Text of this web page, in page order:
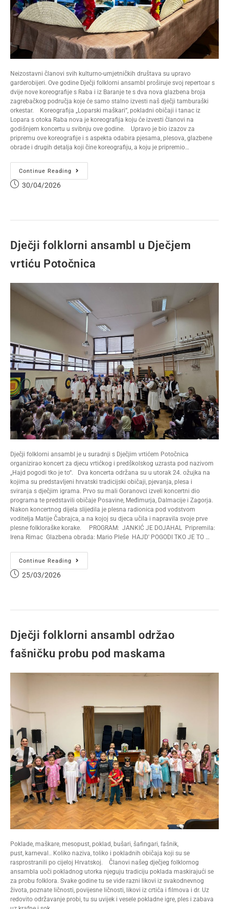
Neizostavni članovi svih kulturno-umjetničkih društava su upravo
garderobijeri. Ove godine Dječji folklorni ansambl proširuje svoj repertoar s
dvije nove koreografije s Raba i iz Baranje te s dva nova glazbena broja
zagrebačkog područja koje će samo stalno izvesti naš dječji tamburaški
orkestar. Koreografija „Loparski maškari“, pokladni običaji i tanac iz
Lopara s otoka Raba nova je koreografija koju će izvesti članovi na
godišnjem koncertu u svibnju ove godine. Upravo je bio izazov za
pripremu ove koreografije i s aspekta odabira pjesama, plesova, glazbene
obrade i drugih detalja koji čine koreografiju, a koju je pripremio…
Continue Reading
30/04/2026
Dječji folklorni ansambl u Dječjem
vrtiću Potočnica
Dječji folklorni ansambl je u suradnji s Dječjim vrtićem Potočnica
organizirao koncert za djecu vrtićkog i predškolskog uzrasta pod nazivom
„Hajd pogodi tko je to“. Dva koncerta održana su u utorak 24. ožujka na
kojima su predstavljeni hrvatski tradicijski običaji, pjevanja, plesa i
sviranja s dječjim igrama. Prvo su mali Goranovci izveli koncertni dio
programa te predstavili običaje Posavine, Međimurja, Dalmacije i Zagorja.
Nakon koncertnog dijela slijedila je plesna radionica pod vodstvom
voditelja Matije Čabrajca, a na kojoj su djeca učila i napravila svoje prve
plesne folkloraške korake. PROGRAM: JANKIĆ JE DOJAHAL Pripremila:
Irena Rimac Glazbena obrada: Mario Pleše HAJD' POGODI TKO JE TO …
Continue Reading
25/03/2026
Dječji folklorni ansambl održao
fašničku probu pod maskama
Poklade, maškare, mesopust, poklad, bušari, šafingari, fašnik,
pust, karneval.. Koliko naziva, toliko i pokladnih običaja koji su se
rasprostranili po cijeloj Hrvatskoj. Članovi našeg dječjeg folklornog
ansambla uoči pokladnog utorka njeguju tradiciju poklada maskirajući se
za probu folklora. Svake godine tu se vide razni likovi iz svakodnevnog
života, poznate ličnosti, povijesne ličnosti, likovi iz crtića i filmova i dr. Uz
redovito održavanje probi, tu su uvijek i vesele pokladne igre, ples i zabava